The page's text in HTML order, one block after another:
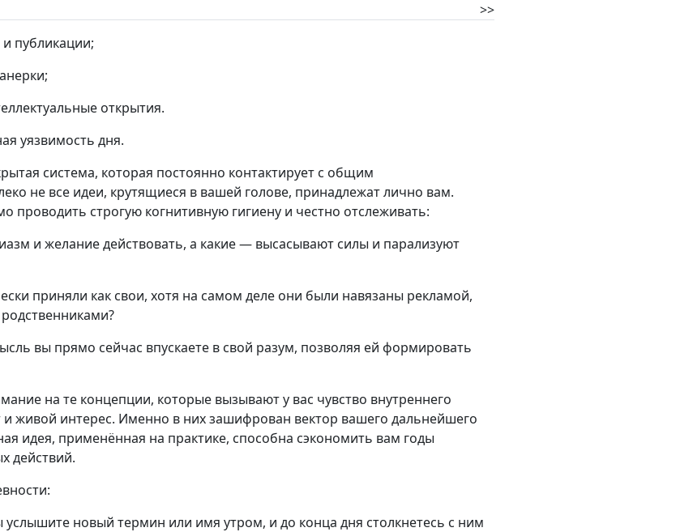
>>
публикации;
открытия.
уязвимость дня.
система, которая постоянно контактирует с общим
не все идеи, крутящиеся в вашей голове, принадлежат лично вам.
проводить строгую когнитивную гигиену и честно отслеживать:
и желание действовать, а какие — высасывают силы и парализуют
приняли как свои, хотя на самом деле они были навязаны рекламой,
вы прямо сейчас впускаете в свой разум, позволяя ей формировать
на те концепции, которые вызывают у вас чувство внутреннего
живой интерес. Именно в них зашифрован вектор вашего дальнейшего
идея, применённая на практике, способна сэкономить вам годы
действий.
новый термин или имя утром, и до конца дня столкнетесь с ним